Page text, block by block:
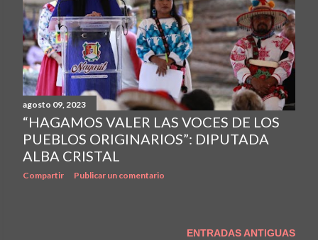
agosto 09, 2023
“HAGAMOS VALER LAS VOCES DE LOS
PUEBLOS ORIGINARIOS”: DIPUTADA
ALBA CRISTAL
Compartir Publicar un comentario
ENTRADAS ANTIGUAS